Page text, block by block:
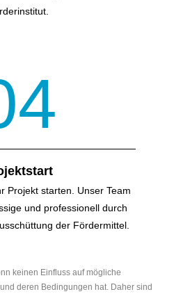
Projekt starten. Unser Team
und professionell durch
der Fördermittel.
keinen Einfluss auf mögliche
deren Bedingungen hat. Daher sind